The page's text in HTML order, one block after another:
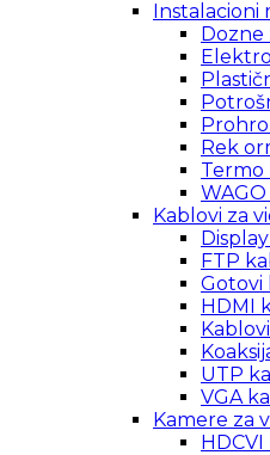
Instalacioni
Dozne
Rek
Termo
Kablovi za
FTP
Gotovi
HDMI
UTP
VGA
Kamere za